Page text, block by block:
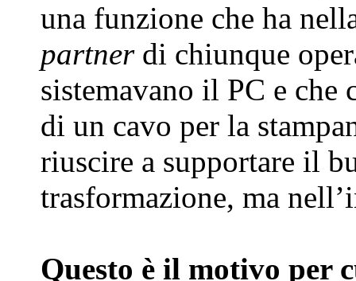
una funzione che ha
partner di chiunque
sistemavano il PC e
di un cavo per la
riuscire a supportare il
trasformazione, ma
Questo è il motivo per